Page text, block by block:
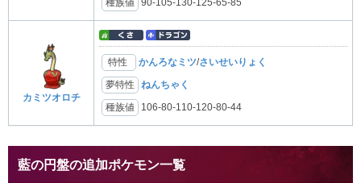
種族値 90-105-130-125-65-85
カミツオロチ
特性 かんろなミツ/さいせいりょく
夢特性 ねんちゃく
種族値 106-80-110-120-80-44
藍の円盤の追加ポケモン一覧